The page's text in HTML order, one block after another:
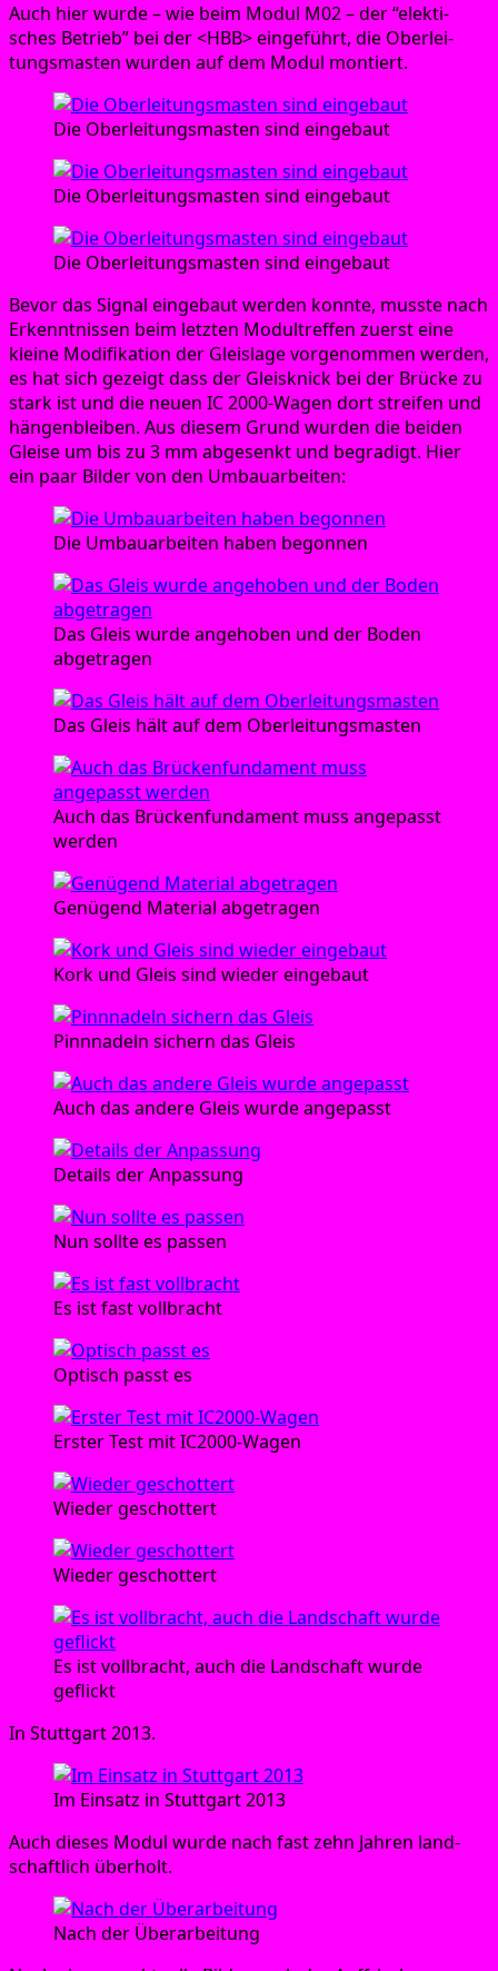
Auch hier wur­de – wie beim Modul M02 – der “elek­ti­
sches Betrieb” bei der <HBB> ein­ge­führt, die Ober­lei­
tungs­mas­ten wur­den auf dem Modul montiert.
Die Ober­lei­tungs­mas­ten sind eingebaut
Die Ober­lei­tungs­mas­ten sind eingebaut
Die Ober­lei­tungs­mas­ten sind eingebaut
Bevor das Signal ein­ge­baut wer­den konn­te, muss­te nach
Erkennt­nis­sen beim letz­ten Modul­tref­fen zuerst eine
klei­ne Modi­fi­ka­ti­on der Gleis­la­ge vor­ge­nom­men wer­den,
es hat sich gezeigt dass der Gleis­knick bei der Brü­cke zu
stark ist und die neu­en IC 2000-Wagen dort strei­fen und
hän­gen­blei­ben. Aus die­sem Grund wur­den die bei­den
Glei­se um bis zu 3 mm abge­senkt und begra­digt. Hier
ein paar Bil­der von den Umbauarbeiten:
Die Umbau­ar­bei­ten haben begonnen
Das Gleis wur­de ange­ho­ben und der Boden
abgetragen
Das Gleis hält auf dem Oberleitungsmasten
Auch das Brü­cken­fun­da­ment muss ange­passt
werden
Genü­gend Mate­ri­al abgetragen
Kork und Gleis sind wie­der eingebaut
Pinn­na­deln sichern das Gleis
Auch das ande­re Gleis wur­de angepasst
Details der Anpassung
Nun soll­te es passen
Es ist fast vollbracht
Optisch passt es
Ers­ter Test mit IC2000-Wagen
Wie­der geschottert
Wie­der geschottert
Es ist voll­bracht, auch die Land­schaft wur­de
geflickt
In Stutt­gart 2013.
Im Ein­satz in Stutt­gart 2013
Auch die­ses Modul wur­de nach fast zehn Jah­ren land­
schaft­lich überholt.
Nach der Überarbeitung